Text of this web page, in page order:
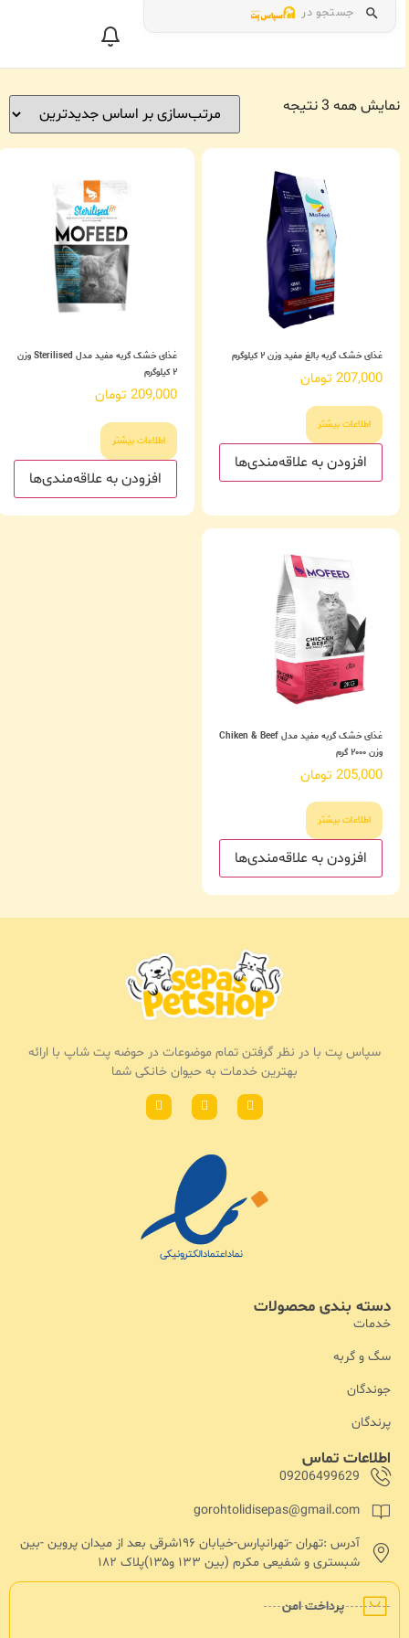
جستجو در
نمایش همه 3 نتیجه
غذای خشک گربه بالغ مفید وزن ۲ کیلوگرم
207,000 تومان
اطلاعات بیشتر
افزودن به علاقه‌مندی‌ها
غذای خشک گربه مفید مدل Sterilised وزن
۲ کیلوگرم
209,000 تومان
اطلاعات بیشتر
افزودن به علاقه‌مندی‌ها
غذای خشک گربه مفید مدل Chiken & Beef
وزن ۲۰۰۰ گرم
205,000 تومان
اطلاعات بیشتر
افزودن به علاقه‌مندی‌ها
پرداخت امن
اطلاعات تماس
09206499629
gorohtolidisepas@gmail.com
آدرس :تهران -تهرانپارس-خیابان ۱۹۶شرقی بعد از میدان پروین -بین
شبستری و شفیعی مکرم (بین ۱۳۳ و۱۳۵)پلاک ۱۸۲
دسته بندی محصولات
خدمات
سگ و گربه
جوندگان
پرندگان
سپاس پت با در نظر گرفتن تمام موضوعات در حوضه پت شاپ با ارائه
بهترین خدمات به حیوان خانکی شما